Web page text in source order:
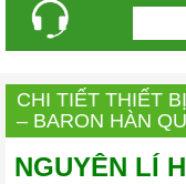
CHI TIẾT THIẾT
– BARON HÀN
NGUYÊN LÍ